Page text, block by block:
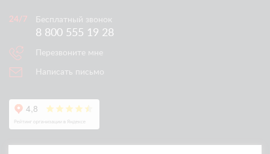
Бесплатный звонок
8 800 555 19 28
Перезвоните мне
Написать письмо